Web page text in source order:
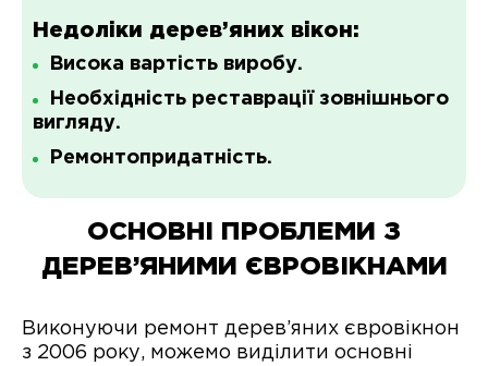
Недоліки дерев’яних вікон:
Висока вартість виробу.
Необхідність реставрації зовнішнього
вигляду.
Ремонтопридатність.
ОСНОВНІ ПРОБЛЕМИ З
ДЕРЕВ’ЯНИМИ ЄВРОВІКНАМИ
Виконуючи ремонт дерев’яних євровікнон
з 2006 року, можемо виділити основні